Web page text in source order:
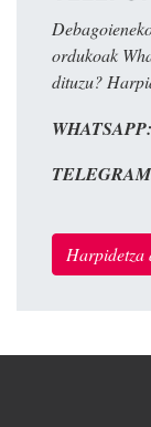
ordukoak
dituzu?
WHATSAPP:
Harpidetza